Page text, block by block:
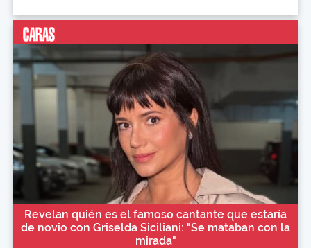
Revelan quién es el famoso cantante que estaría
de novio con Griselda Siciliani: "Se mataban con la
mirada"